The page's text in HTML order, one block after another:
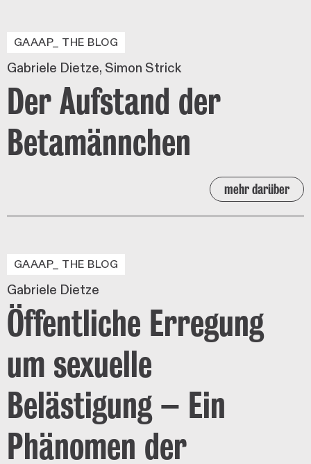
GAAAP_ THE BLOG
Gabriele Dietze Simon Strick
Der Aufstand der
Betamännchen
mehr darüber
GAAAP_ THE BLOG
Gabriele Dietze
Öffentliche Erregung
um sexuelle
Belästigung – Ein
Phänomen der